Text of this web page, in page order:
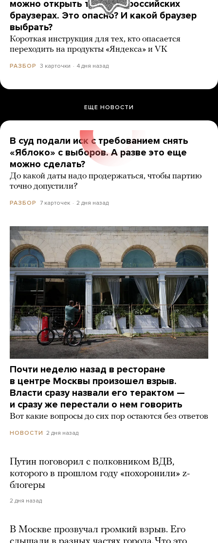
можно открыть только в российских
браузерах. Это опасно? И какой браузер
выбрать?
Короткая инструкция для тех, кто опасается
переходить на продукты «Яндекса» и VK
РАЗБОР 3 карточки 4 дня назад
ЕЩЕ НОВОСТИ
В суд подали иск с требованием снять
«Яблоко» с выборов. А разве это еще
можно сделать?
До какой даты надо продержаться, чтобы партию
точно допустили?
РАЗБОР 7 карточек 2 дня назад
Почти неделю назад в ресторане
в центре Москвы произошел взрыв.
Власти сразу назвали его терактом —
и сразу же перестали о нем говорить
Вот какие вопросы до сих пор остаются без ответов
НОВОСТИ 2 дня назад
Путин поговорил с полковником ВДВ,
которого в прошлом году «похоронили» z-
блогеры
2 дня назад
В Москве прозвучал громкий взрыв. Его